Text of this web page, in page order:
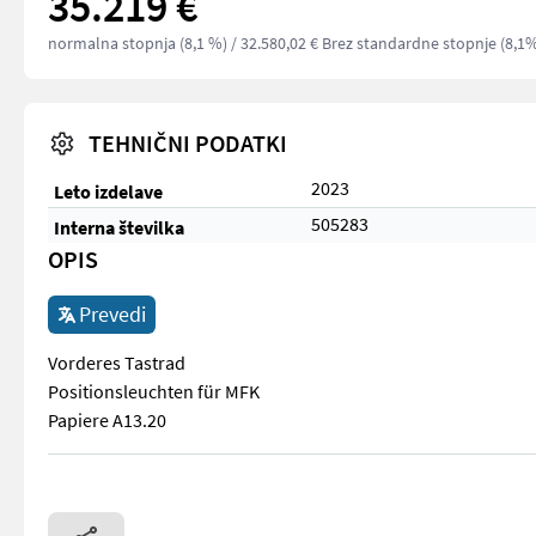
normalna stopnja (8,1 %) / 32.580,02 € Brez standardne stopnje
TEHNIČNI PODATKI
Leto izdelave
2023
Interna številka
505283
OPIS
Prevedi
Vorderes Tastrad
Positionsleuchten für MFK
Papiere A13.20
Vorderes Tastrad Positionsleuchten für MFK Papiere A13.20